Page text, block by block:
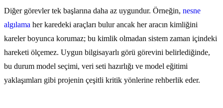
Diğer görevler tek başlarına daha az uygundur. Örneğin, nesne
algılama her karedeki araçları bulur ancak her aracın kimliğini
kareler boyunca korumaz; bu kimlik olmadan sistem zaman içindeki
hareketi ölçemez. Uygun bilgisayarlı görü görevini belirlediğinde,
bu durum model seçimi, veri seti hazırlığı ve model eğitimi
yaklaşımları gibi projenin çeşitli kritik yönlerine rehberlik eder.